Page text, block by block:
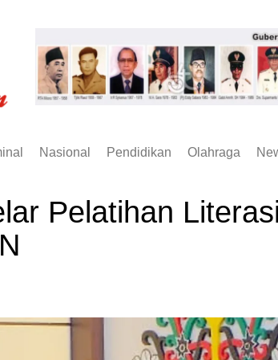
Nasional Pendidikan Olahraga
Pelatihan Literasi